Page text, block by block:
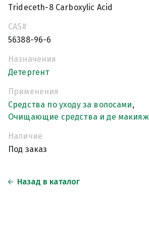
Trideceth-8 Carboxylic Acid
CAS#
56388-96-6
Назначения
Детергент
Применения
Средства по уходу за волосами,
Очищающие средства и де макияж
Наличие
Под заказ
Назад в каталог